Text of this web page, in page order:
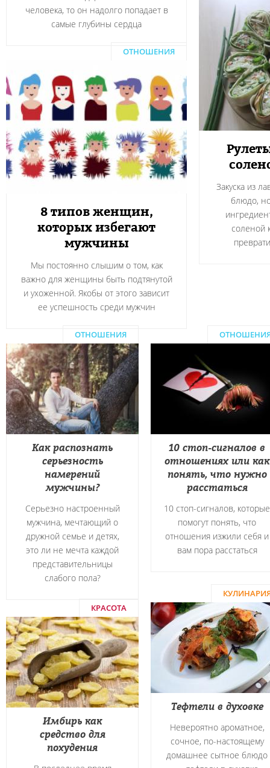
человека, то он надолго попадает в
самые глубины сердца
Закуска из
блюдо,
соленой
ОТНОШЕНИЯ
8 типов женщин,
которых избегают
мужчины
Мы постоянно слышим о том, как
важно для женщины быть подтянутой
и ухоженной. Якобы от этого зависит
ее успешность среди мужчин
ОТНОШЕНИЯ
Как распознать
серьезность
намерений
мужчины?
Серьезно настроенный
мужчина, мечтающий о
дружной семье и детях,
это ли не мечта каждой
представительницы
слабого пола?
10 стоп-сигналов в
отношениях или как
понять, что нужно
расстаться
10 стоп-сигналов, которые
помогут понять, что
отношения изжили себя и
вам пора расстаться
Тефтели в духовке
Невероятно ароматное,
сочное, по-настоящему
домашнее сытное блюдо
КРАСОТА
Имбирь как
средство для
похудения